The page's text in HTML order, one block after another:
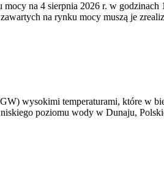
na 4 sierpnia 2026 r. w
na rynku mocy muszą je
wysokimi temperaturami, które w
poziomu wody w Dunaju,